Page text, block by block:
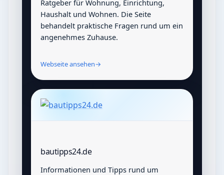
Ratgeber für Wohnung, Einrichtung,
Haushalt und Wohnen. Die Seite
behandelt praktische Fragen rund um ein
angenehmes Zuhause.
Webseite ansehen→
bautipps24.de
Informationen und Tipps rund um